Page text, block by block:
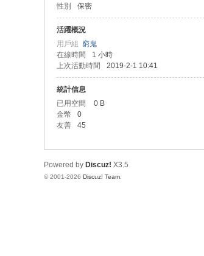
性別 保密
活躍概況
用戶組 窮鬼
在線時間
1 小時
上次活動時間
2019-2-1 10:41
統計信息
已用空間
0 B
金幣
0
友善
45
Powered by Discuz! X3.5
© 2001-2026 Discuz! Team